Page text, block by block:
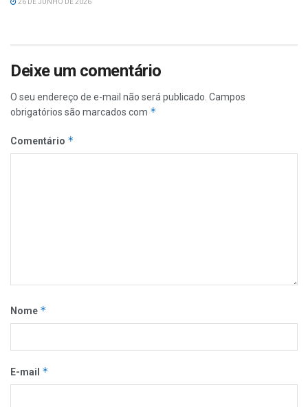
26 DE JUNHO DE 2026
Deixe um comentário
O seu endereço de e-mail não será publicado. Campos
obrigatórios são marcados com *
Comentário *
Nome *
E-mail *